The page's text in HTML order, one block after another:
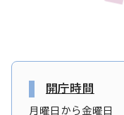
開庁時間
月曜日から金曜日